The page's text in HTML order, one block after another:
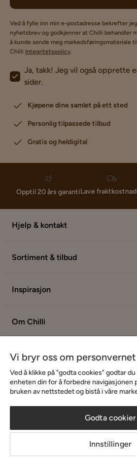
Ved å fylle inn min e-postadresse bekrefter
nyhetsbrev og godkjenner at Chilli behandler
å kunde sende meg markedsføringsmateriale
Chilli Integritetspolicy.
Ja, takk! Jeg vil også opprette
sider.
Kjøpene dine samlet på ett sted
Personlig tilpassede tilbud
Gratis og heldigital
Opptil 20 års garantiLave
Hjelp & kontakt
Sortiment & tilbud
Inspirasjon
Om Chilli
Copyright © 2026 Home
Vi bryr oss om
Ved å klikke på "godta cookies" godtar
enheten din for å forbedre navigasjonen
bruken av nettstedet og bistå i våre
Godta cookier
Innstillinger